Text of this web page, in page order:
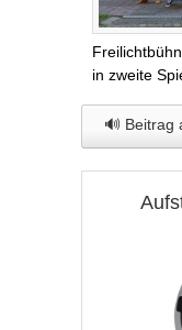
in zweite
🔊 Beitrag